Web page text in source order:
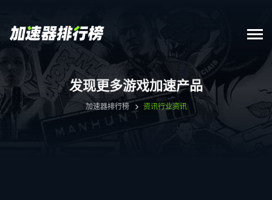
发现更多游戏加速产品
加速器排行榜 资讯行业资讯